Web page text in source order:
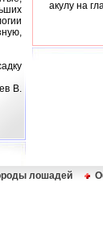
В.
акулу на
лошадей